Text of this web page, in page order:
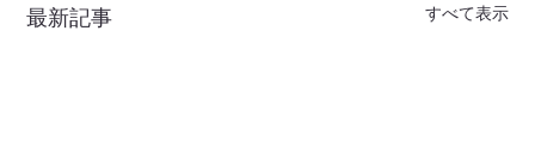
最新記事 すべて表示